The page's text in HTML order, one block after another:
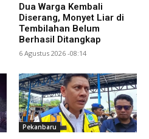
Dua Warga Kembali
Diserang, Monyet Liar di
Tembilahan Belum
Berhasil Ditangkap
6 Agustus 2026 -08:14
Pekanbaru